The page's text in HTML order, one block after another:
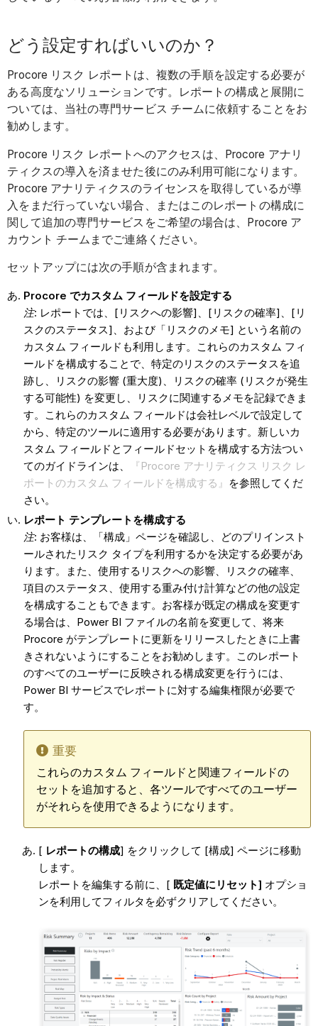
どう設定すればいいのか？
Procore リスク レポートは、複数の手順を設定する必要が
ある高度なソリューションです。レポートの構成と展開に
ついては、当社の専門サービス チームに依頼することをお
勧めします。
Procore リスク レポートへのアクセスは、Procore アナリ
ティクスの導入を済ませた後にのみ利用可能になります。
Procore アナリティクスのライセンスを取得しているが導
入をまだ行っていない場合、またはこのレポートの構成に
関して追加の専門サービスをご希望の場合は、Procore ア
カウント チームまでご連絡ください。
セットアップには次の手順が含まれます。
Procore でカスタム フィールドを設定する
注: レポートでは、[リスクへの影響]、[リスクの確率]、[リ
スクのステータス]、および「リスクのメモ] という名前の
カスタム フィールドも利用します。これらのカスタム フィ
ールドを構成することで、特定のリスクのステータスを追
跡し、リスクの影響 (重大度)、リスクの確率 (リスクが発生
する可能性) を変更し、リスクに関連するメモを記録できま
す。これらのカスタム フィールドは会社レベルで設定して
から、特定のツールに適用する必要があります。新しいカ
スタム フィールドとフィールドセットを構成する方法つい
てのガイドラインは、
『Procore アナリティクス リスク レ
ポートのカスタム フィールドを構成する』 を参照してくだ
さい。
レポート テンプレートを構成する
注: お客様は、「構成」ページを確認し、どのプリインスト
ールされたリスク タイプを利用するかを決定する必要があ
ります。また、使用するリスクへの影響、リスクの確率、
項目のステータス、使用する重み付け計算などの他の設定
を構成することもできます。お客様が既定の構成を変更す
る場合は、Power BI ファイルの名前を変更して、将来
Procore がテンプレートに更新をリリースしたときに上書
きされないようにすることをお勧めします。このレポート
のすべてのユーザーに反映される構成変更を行うには、
Power BI サービスでレポートに対する編集権限が必要で
す。
重要
これらのカスタム フィールドと関連フィールドの
セットを追加すると、各ツールですべてのユーザー
がそれらを使用できるようになります。
[ レポートの構成] をクリックして [構成] ページに移動
します。
レポートを編集する前に、[ 既定値にリセット] オプショ
ンを利用してフィルタを必ずクリアしてください。